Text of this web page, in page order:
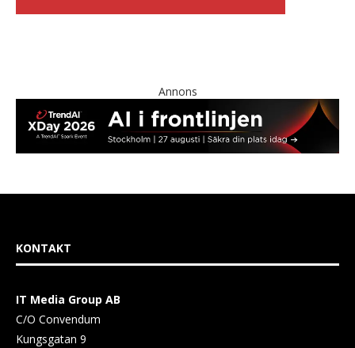
Annons
KONTAKT
IT Media Group AB
C/O Convendum
Kungsgatan 9